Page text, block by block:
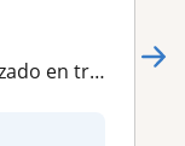
para todas las edades